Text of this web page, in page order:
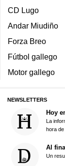
CD Lugo
Andar Miudiño
Forza Breo
Fútbol gallego
Motor gallego
NEWSLETTERS
Hoy
La
hora de
Al
Un